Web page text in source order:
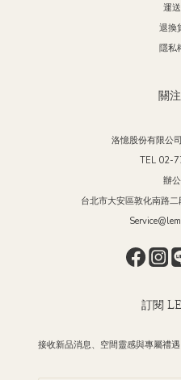
運
退換
隱私
關
洛憶股份有限公
TEL 02-
辦
台北市大安區敦化南路
訂閱
接收新品消息、空間靈感與專屬禮